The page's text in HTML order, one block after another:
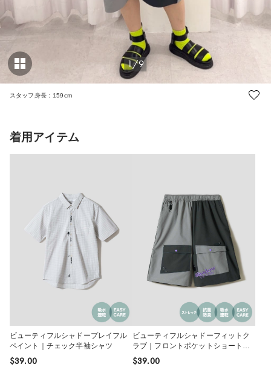
1/9
スタッフ身長：159cm
着用アイテム
ビューティフルシャドープレイフル
ペイント｜チェック半袖シャツ
$‌39.00
ビューティフルシャドーフィットク
ラブ｜フロントポケットショートパ
ンツ
$‌39.00